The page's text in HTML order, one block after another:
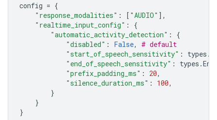
config = {
"response_modalities" : [ "AUDIO" ],
"realtime_input_config" :
{
"automatic_activity_detection" :
{
"disabled" : False,
# default
"start_of_speech_sensitivity" : types .
"end_of_speech_sensitivity" : types .
"prefix_padding_ms" : 20,
"silence_duration_ms" : 100,
}
}
}